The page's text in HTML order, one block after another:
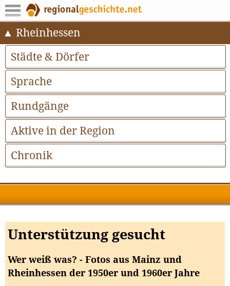
Rheinhessen
Städte & Dörfer
Sprache
Rundgänge
Aktive in der Region
Chronik
Unterstützung gesucht
Wer weiß was? - Fotos aus Mainz und
Rheinhessen der 1950er und 1960er Jahre